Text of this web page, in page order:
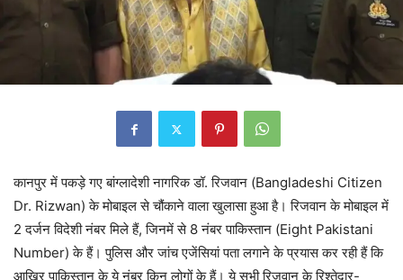
कानपुर में पकड़े गए बांग्लादेशी नागरिक डॉ. रिजवान (Bangladeshi Citizen
Dr. Rizwan) के मोबाइल से चौंकाने वाला खुलासा हुआ है। रिजवान के मोबाइल में
2 दर्जन विदेशी नंबर मिले हैं, जिनमें से 8 नंबर पाकिस्तान (Eight Pakistani
Number) के हैं। पुलिस और जांच एजेंसियां पता लगाने के प्रयास कर रही हैं कि
आखिर पाकिस्तान के ये नंबर किन लोगों के हैं। ये सभी रिजवान के रिश्तेदार-